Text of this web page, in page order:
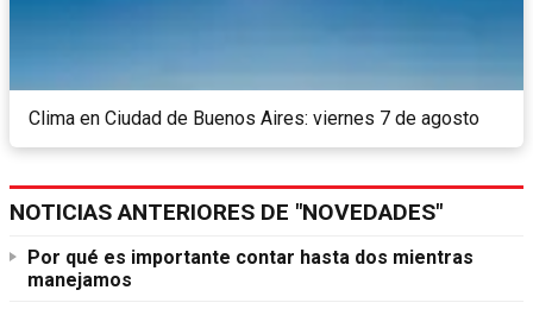
Clima en Ciudad de Buenos Aires: viernes 7 de agosto
NOTICIAS ANTERIORES DE "NOVEDADES"
Por qué es importante contar hasta dos mientras
manejamos